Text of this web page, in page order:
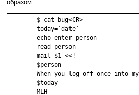
образом:
        $ cat bug<CR>
        today=`date`
        echo enter person
        read person
        mail $1 <<!
        $person
When you log off once into
        $today
        MLH